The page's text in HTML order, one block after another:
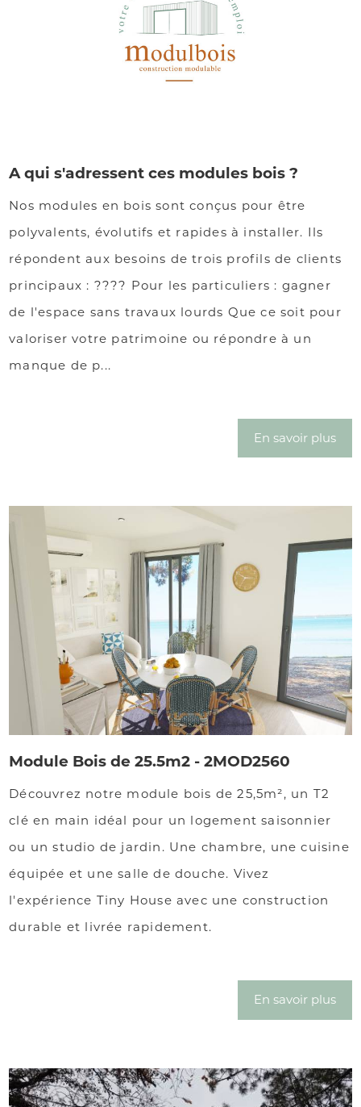
A qui s'adressent ces modules bois ?
Nos modules en bois sont conçus pour être
polyvalents, évolutifs et rapides à installer. Ils
répondent aux besoins de trois profils de clients
principaux : ???? Pour les particuliers : gagner
de l'espace sans travaux lourds Que ce soit pour
valoriser votre patrimoine ou répondre à un
manque de p...
En savoir plus
Module Bois de 25.5m2 - 2MOD2560
Découvrez notre module bois de 25,5m², un T2
clé en main idéal pour un logement saisonnier
ou un studio de jardin. Une chambre, une cuisine
équipée et une salle de douche. Vivez
l'expérience Tiny House avec une construction
durable et livrée rapidement.
En savoir plus